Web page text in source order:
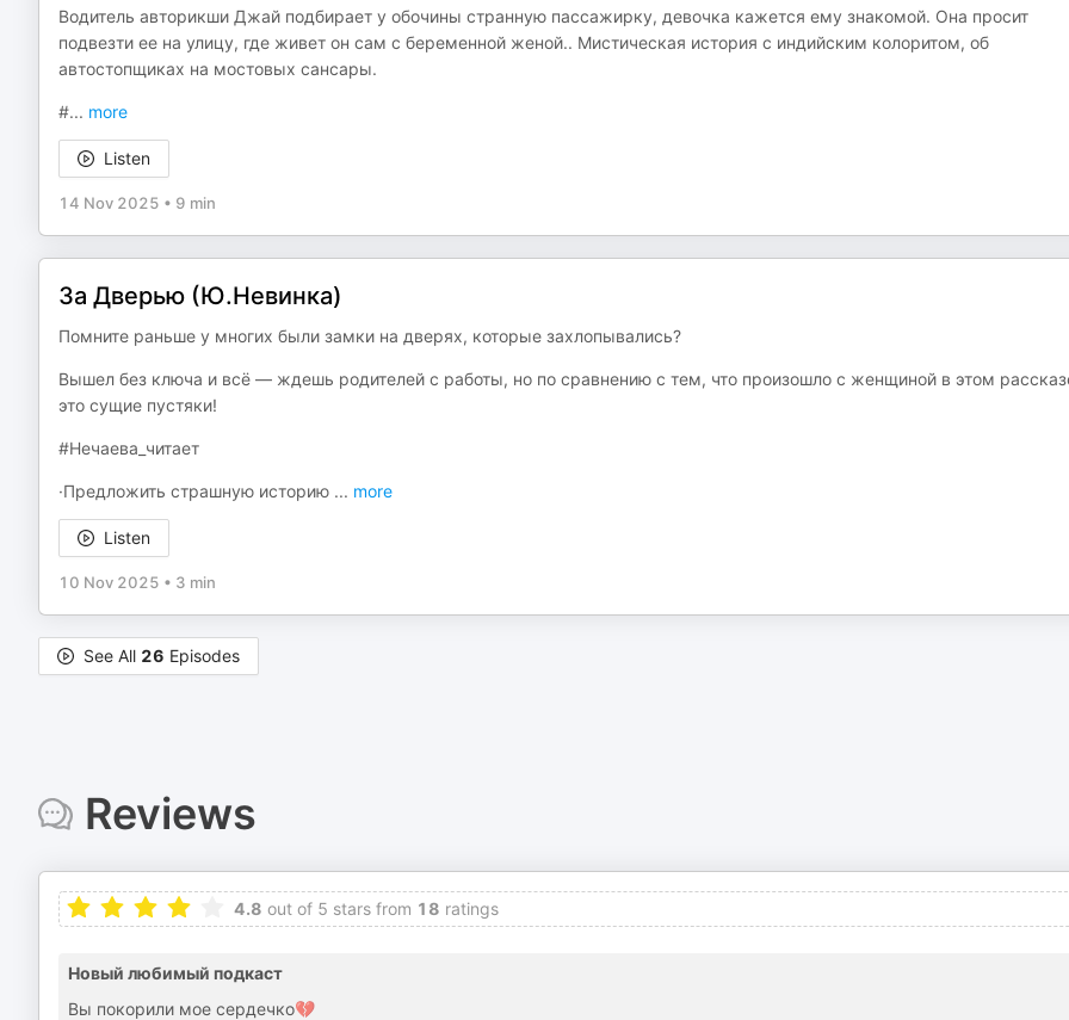
Водитель авторикши Джай подбирает у обочины странную пассажирку, девочка кажется ему знакомой. Она просит
подвезти ее на улицу, где живет он сам с беременной женой.. Мистическая история с индийским колоритом, об
автостопщиках на мостовых сансары.
#... more
Listen
14 Nov 2025 • 9 min
За Дверью (Ю.Невинка)
Помните раньше у многих были замки на дверях, которые захлопывались?
Вышел без ключа и всё — ждешь родителей с работы, но по сравнению с тем, что произошло с женщиной в этом
это сущие пустяки!
#Нечаева_читает
·Предложить страшную историю ... more
Listen
10 Nov 2025 • 3 min
See All 26 Episodes
Reviews
4.8 out of 5 stars from 18 ratings
Новый любимый подкаст
Вы покорили мое сердечко💔